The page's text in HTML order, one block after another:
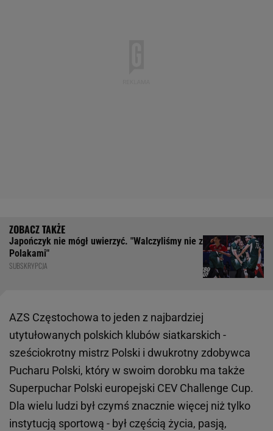
Japończyk nie mógł uwierzyć. "Walczyliśmy nie z
Polakami"
SUBSKRYPCJA
AZS Częstochowa to jeden z najbardziej
utytułowanych polskich klubów siatkarskich -
sześciokrotny mistrz Polski i dwukrotny zdobywca
Pucharu Polski, który w swoim dorobku ma także
Superpuchar Polski europejski CEV Challenge Cup.
Dla wielu ludzi był czymś znacznie więcej niż tylko
instytucją sportową - był częścią życia, pasją,